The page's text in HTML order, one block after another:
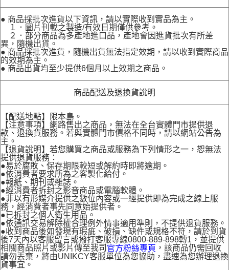
● 商品採批次進貨以下資訊，請以實際收到實品為主。
１．圖片刊載之製造/有效日期僅供參考。
２．部分商品為多產地進口品，產地會因進貨批次有所差
異，隨機出貨。
● 商品採批次進貨，隨機出貨無法指定效期，請以收到實際商品
的效期為主。
● 商品出貨均至少提供6個月以上效期之商品。
商品配送及退換貨說明
【配送地點】限本島。
【注意事項】網路售出之商品，無法在全台實體門市提供退
款、退換貨服務。若與實體門市價格不同時，請以網站公告為
主。
【退貨說明】若您購買之商品或服務為下列情形之一，恕無法
提供退貨服務：
●易於腐敗、保存期限較短或解約時即將逾期。
●依消費者要求所為之客製化給付。
●報紙、期刊或雜誌。
●經消費者拆封之影音商品或電腦軟體。
●非以有形媒介提供之數位內容或一經提供即為完成之線上服
務，經消費者事先同意始提供者。
●已拆封之個人衛生用品。
●依通訊交易解除權合理例外情事適用準則，不提供退貨服務。
●收到商品後如發現有瑕疵、破損、缺件或規格不符，請於到貨
後7天內以客服留言或撥打客服專線0800-889-898轉1，並提供
相關商品照片或影片傳至我司 官方粉絲專頁 ，該商品仍需回收
請勿丟棄，將由UNIKCY客服單位為您協助，盡速為您辦理退換
貨事宜。